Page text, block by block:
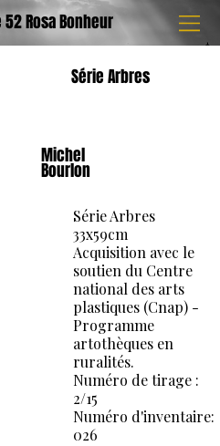
Rosa Bonheur
Série Arbres
Michel
Bourlon
Série Arbres
33x59cm
Acquisition avec le
soutien du Centre
national des arts
plastiques (Cnap) -
Programme
artothèques en
ruralités.
Numéro de tirage :
2/15
Numéro d'inventaire:
026